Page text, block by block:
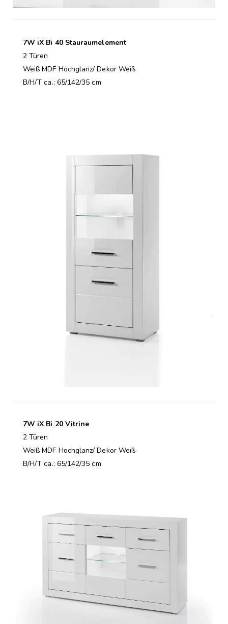
7W iX Bi 40 Stauraumelement
2 Türen
Weiß MDF Hochglanz/ Dekor Weiß
B/H/T ca.: 65/142/35 cm
7W iX Bi 20 Vitrine
2 Türen
Weiß MDF Hochglanz/ Dekor Weiß
B/H/T ca.: 65/142/35 cm